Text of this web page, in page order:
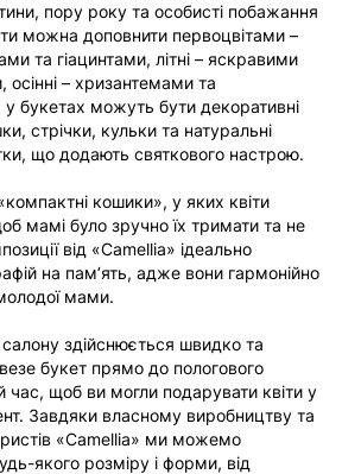
пору року та особисті побажання
можна доповнити первоцвітами –
та гіацинтами, літні – яскравими
осінні – хризантемами та
букетах можуть бути декоративні
стрічки, кульки та натуральні
що додають святкового настрою.
кошики», у яких квіти
мамі було зручно їх тримати та не
від «Camellia» ідеально
на пам’ять, адже вони гармонійно
мами.
здійснюється швидко та
букет прямо до пологового
час, щоб ви могли подарувати квіти у
Завдяки власному виробництву та
«Camellia» ми можемо
якого розміру і форми, від